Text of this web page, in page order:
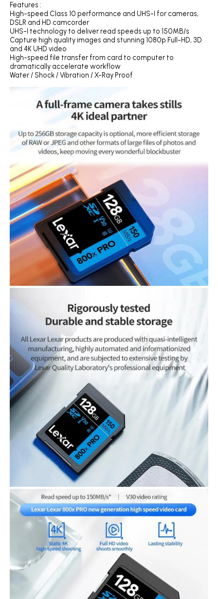
Features :
High-speed Class 10 performance and UHS-I for cameras,
DSLR and HD camcorder
UHS-I technology to deliver read speeds up to 150MB/s
Capture high quality images and stunning 1080p Full-HD, 3D
and 4K UHD video
High-speed file transfer from card to computer to
dramatically accelerate workflow
Water / Shock / Vibration / X-Ray Proof